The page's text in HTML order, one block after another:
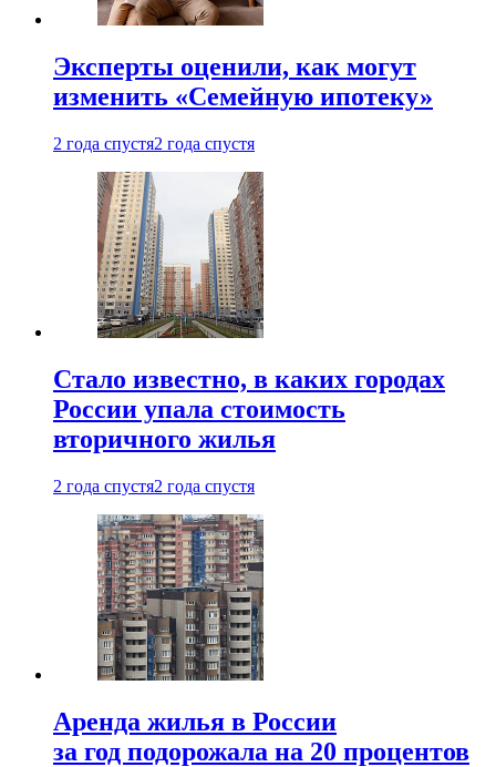
Эксперты оценили, как могут
изменить «Семейную ипотеку»
2 года спустя2 года спустя
Стало известно, в каких городах
России упала стоимость
вторичного жилья
2 года спустя2 года спустя
Аренда жилья в России
за год подорожала на 20 процентов